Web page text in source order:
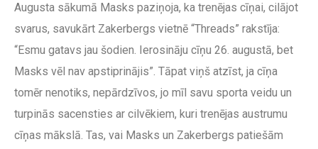
Augusta sākumā Masks paziņoja, ka trenējas cīņai, cilājot
svarus, savukārt Zakerbergs vietnē “Threads” rakstīja:
“Esmu gatavs jau šodien. Ierosināju cīņu 26. augustā, bet
Masks vēl nav apstiprinājis”. Tāpat viņš atzīst, ja cīņa
tomēr nenotiks, nepārdzīvos, jo mīl savu sporta veidu un
turpinās sacensties ar cilvēkiem, kuri trenējas austrumu
cīņas mākslā. Tas, vai Masks un Zakerbergs patiešām